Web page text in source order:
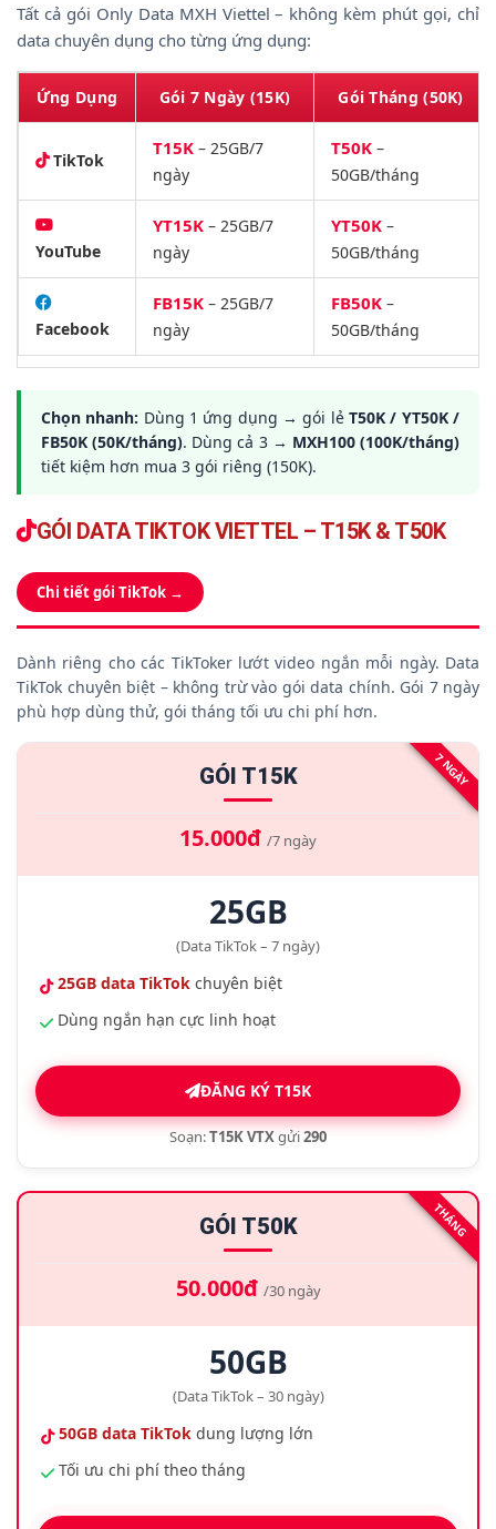
8. Kết Luận
Tất cả gói Only Data MXH Viettel – không kèm phút gọi, chỉ
data chuyên dụng cho từng ứng dụng:
Ứng Dụng Gói 7 Ngày (15K) Gói Tháng (50K)
TikTok
T15K – 25GB/7
ngày
T50K –
50GB/tháng
YouTube
YT15K – 25GB/7
ngày
YT50K –
50GB/tháng
Facebook
FB15K – 25GB/7
ngày
FB50K –
50GB/tháng
Chọn nhanh: Dùng 1 ứng dụng → gói lẻT50K / YT50K /
FB50K (50K/tháng). Dùng cả 3 → MXH100 (100K/tháng)
tiết kiệm hơn mua 3 gói riêng (150K).
GÓI DATA TIKTOK VIETTEL – T15K & T50K
Chi tiết gói TikTok →
Dành riêng cho các TikToker lướt video ngắn mỗi ngày. Data
TikTok chuyên biệt – không trừ vào gói data chính. Gói 7 ngày
phù hợp dùng thử, gói tháng tối ưu chi phí hơn.
7 NGÀY
GÓI T15K
15.000đ /7 ngày
25GB
(Data TikTok – 7 ngày)
25GB data TikTok chuyên biệt
Dùng ngắn hạn cực linh hoạt
ĐĂNG KÝ T15K
Soạn:T15K VTXgửi290
THÁNG
GÓI T50K
50.000đ /30 ngày
50GB
(Data TikTok – 30 ngày)
50GB data TikTok dung lượng lớn
Tối ưu chi phí theo tháng